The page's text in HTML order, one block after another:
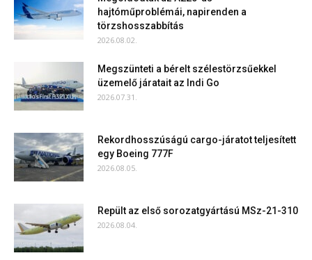
hajtóműproblémái, napirenden a
törzshosszabbítás
2026.08.02.
Megszünteti a bérelt szélestörzsűekkel
üzemelő járatait az Indi Go
2026.07.31.
Rekordhosszúságú cargo-járatot teljesített
egy Boeing 777F
2026.08.05.
Repült az első sorozatgyártású MSz-21-310
2026.08.04.